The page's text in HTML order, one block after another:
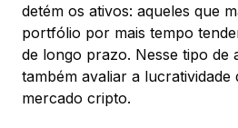
detém os ativos: aqueles que
portfólio por mais tempo
de longo prazo. Nesse tipo de
também avaliar a lucratividade
mercado cripto.